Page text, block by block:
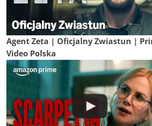
Agent Zeta | Oficjalny Zwiastun |
Video Polska